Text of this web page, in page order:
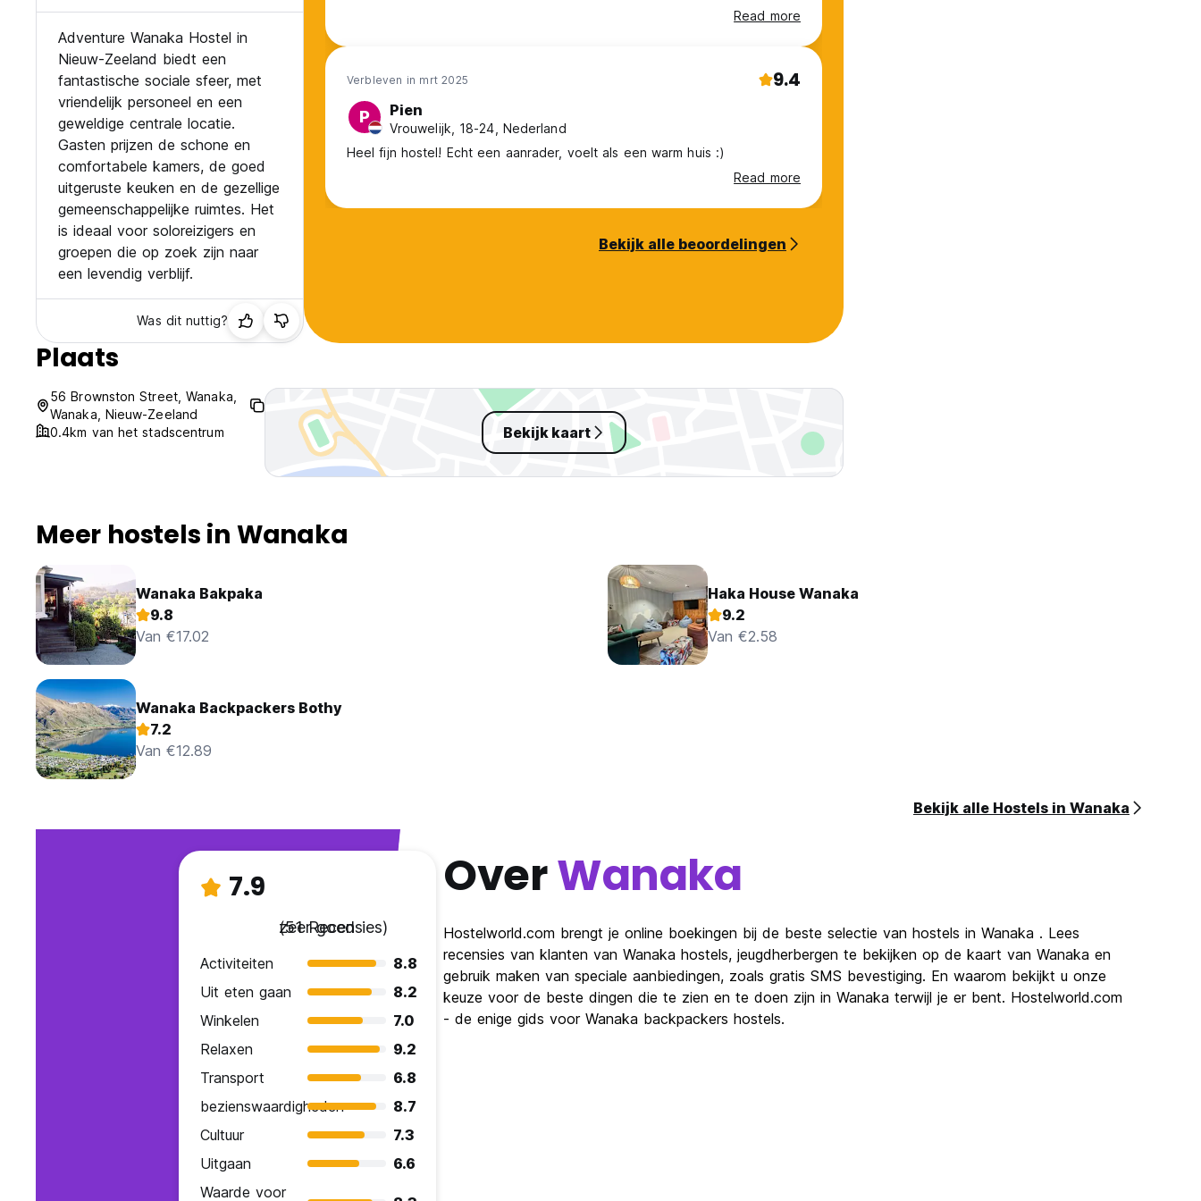
Adventure Wanaka Hostel in
Nieuw-Zeeland biedt een
fantastische sociale sfeer, met
vriendelijk personeel en een
geweldige centrale locatie.
Gasten prijzen de schone en
comfortabele kamers, de goed
uitgeruste keuken en de gezellige
gemeenschappelijke ruimtes. Het
is ideaal voor soloreizigers en
groepen die op zoek zijn naar
een levendig verblijf.
Was dit nuttig?
Read more
Verbleven in mrt 2025 9.4
P Pien
Vrouwelijk, 18-24, Nederland
Heel fijn hostel! Echt een aanrader, voelt als een warm huis :)
Read more
Bekijk alle beoordelingen
Plaats
56 Brownston Street, Wanaka,
Wanaka, Nieuw-Zeeland
0.4km van het stadscentrum
Bekijk kaart
Meer hostels in Wanaka
Wanaka Bakpaka
9.8
Van €17.02
Haka House Wanaka
9.2
Van €2.58
Wanaka Backpackers Bothy
7.2
Van €12.89
Bekijk alle Hostels in Wanaka
7.9
zeer goed
(51 Recensies)
Activiteiten
8.8
Uit eten gaan
8.2
Winkelen
7.0
Relaxen
9.2
Transport
6.8
bezienswaardigheden
8.7
Cultuur
7.3
Uitgaan
6.6
Waarde voor
OverWanaka
Hostelworld.com brengt je online boekingen bij de beste selectie van hostels in Wanaka . Lees
recensies van klanten van Wanaka hostels, jeugdherbergen te bekijken op de kaart van Wanaka en
gebruik maken van speciale aanbiedingen, zoals gratis SMS bevestiging. En waarom bekijkt u onze
keuze voor de beste dingen die te zien en te doen zijn in Wanaka terwijl je er bent. Hostelworld.com
- de enige gids voor Wanaka backpackers hostels.